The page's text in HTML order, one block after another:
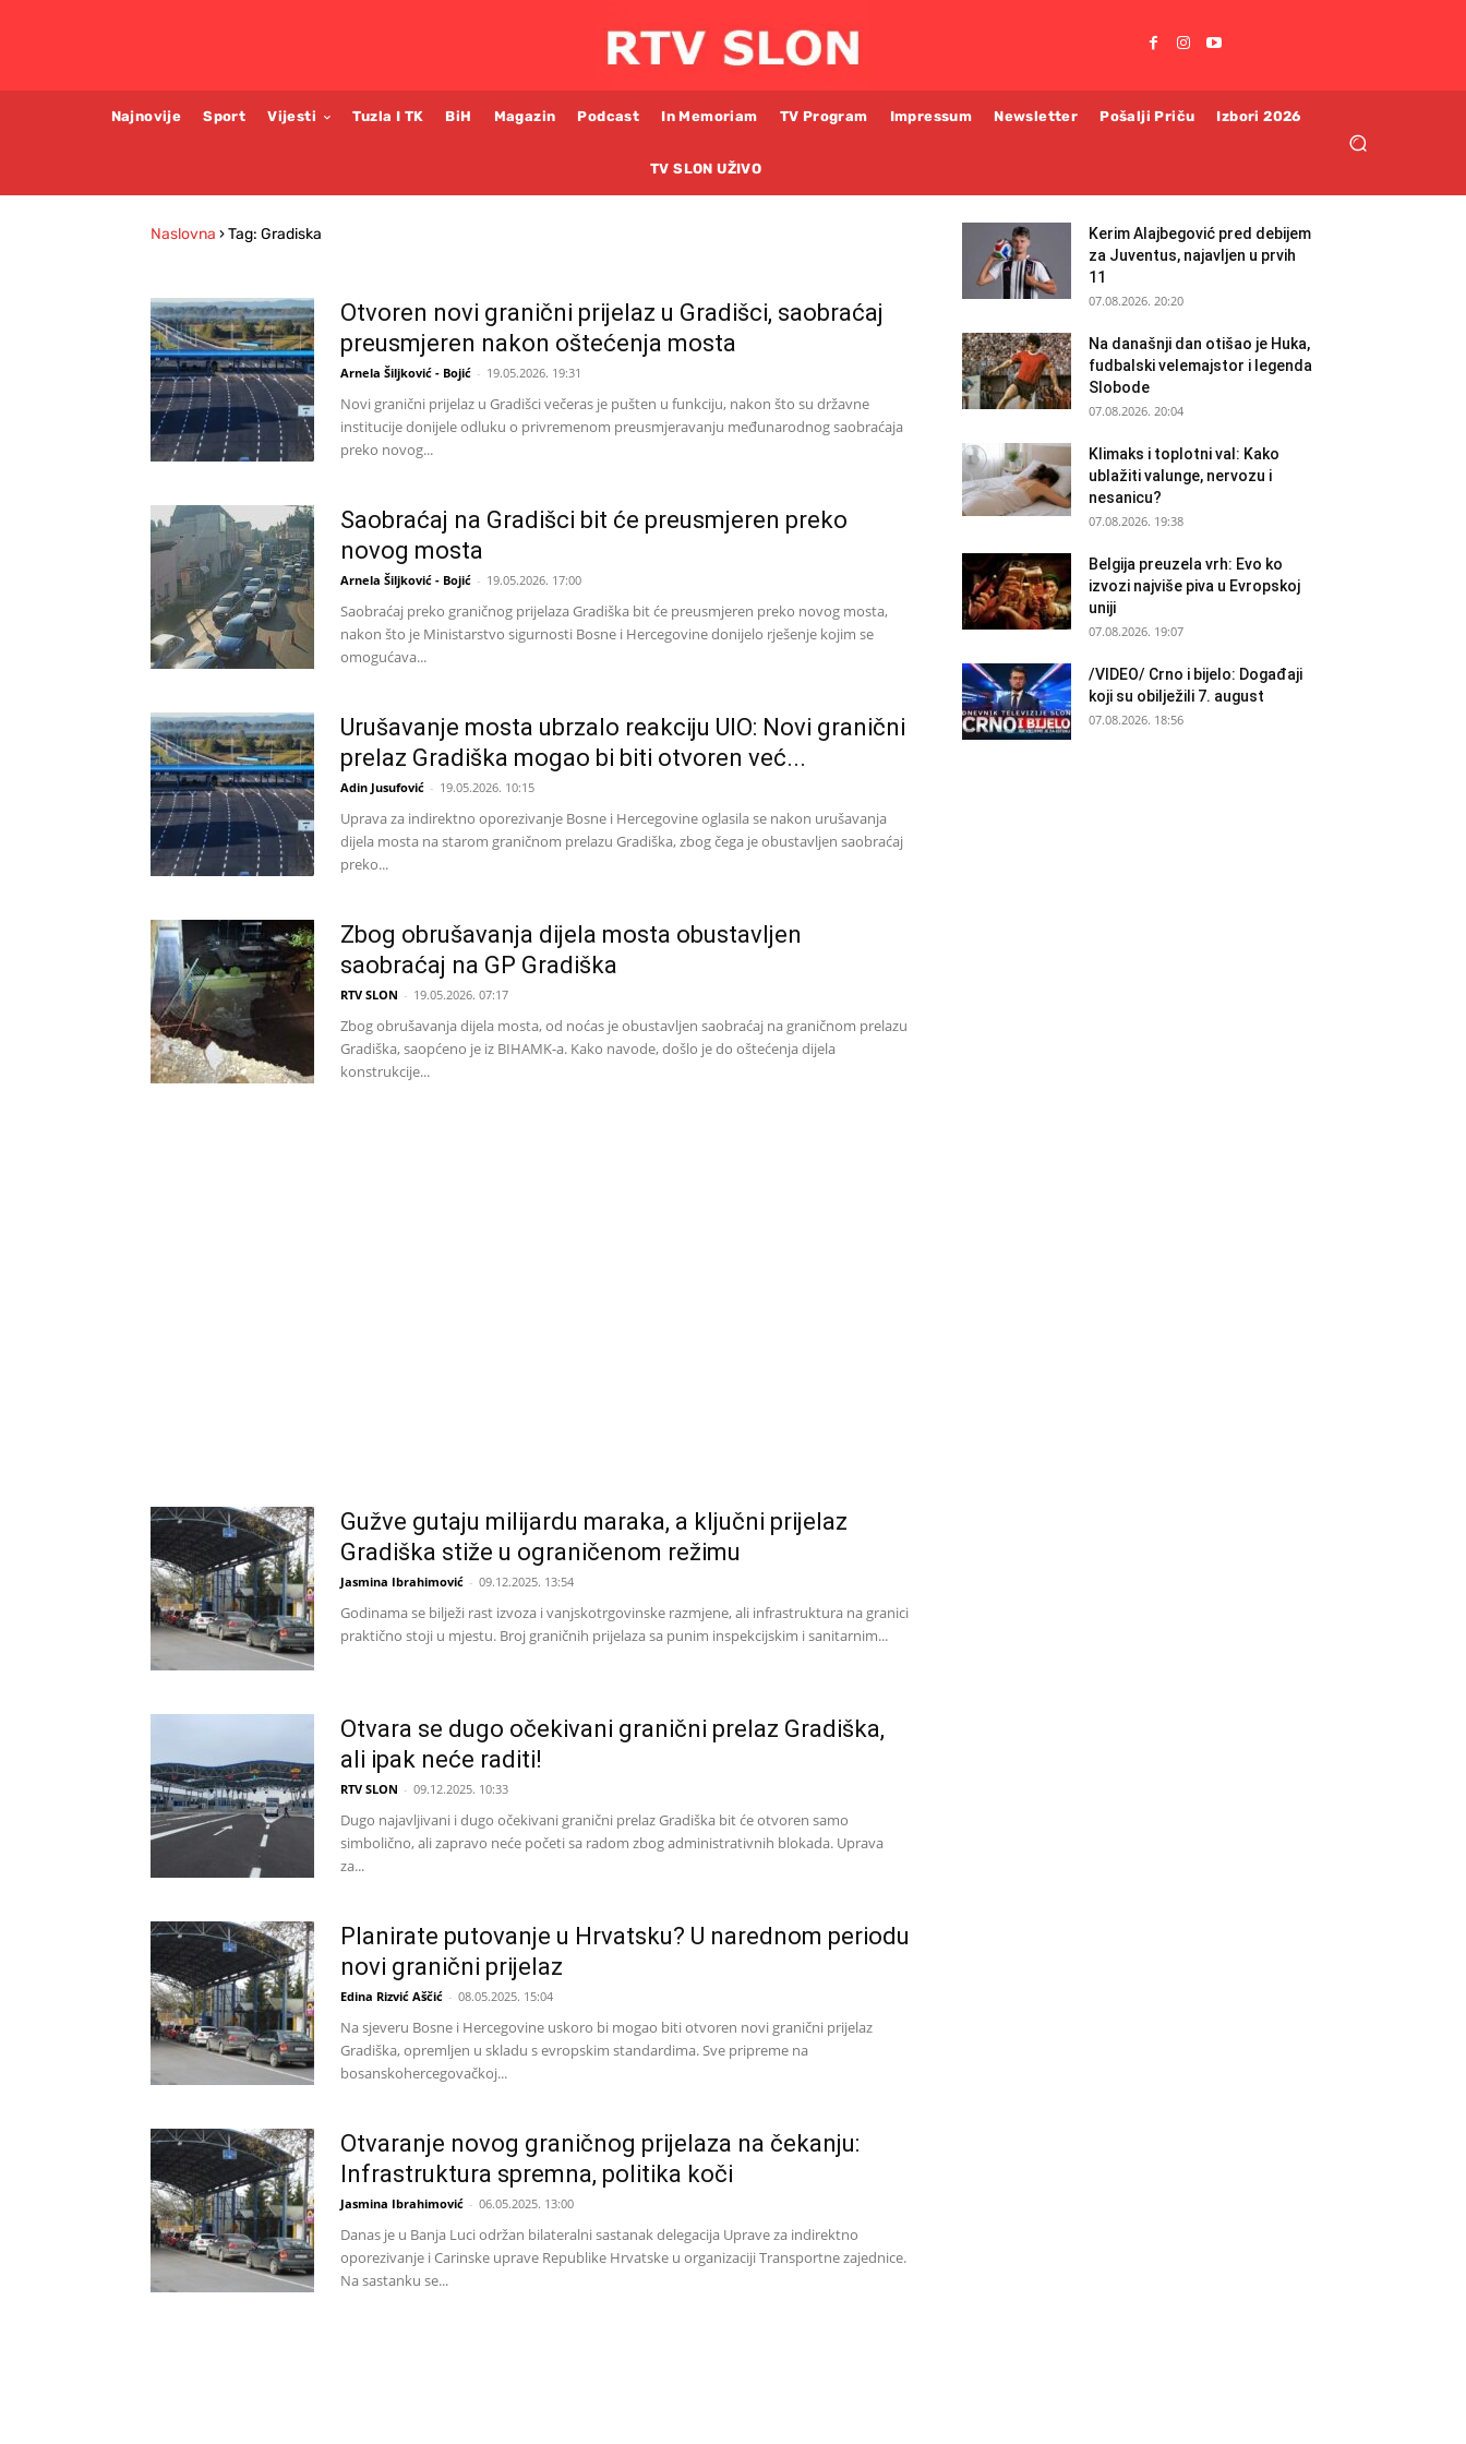
Najnovije Sport Vijesti Tuzla I TK BiH Magazin Podcast In Memoriam TV Program Impressum Newsletter Pošalji Priču Izbori 2026
TV SLON UŽIVO
Naslovna ›Tag: Gradiska
Otvoren novi granični prijelaz u Gradišci, saobraćaj
preusmjeren nakon oštećenja mosta
Arnela Šiljković - Bojić - 19.05.2026. 19:31
Novi granični prijelaz u Gradišci večeras je pušten u funkciju, nakon što su državne
institucije donijele odluku o privremenom preusmjeravanju međunarodnog saobraćaja
preko novog...
Saobraćaj na Gradišci bit će preusmjeren preko
novog mosta
Arnela Šiljković - Bojić - 19.05.2026. 17:00
Saobraćaj preko graničnog prijelaza Gradiška bit će preusmjeren preko novog mosta,
nakon što je Ministarstvo sigurnosti Bosne i Hercegovine donijelo rješenje kojim se
omogućava...
Urušavanje mosta ubrzalo reakciju UIO: Novi granični
prelaz Gradiška mogao bi biti otvoren već...
Adin Jusufović - 19.05.2026. 10:15
Uprava za indirektno oporezivanje Bosne i Hercegovine oglasila se nakon urušavanja
dijela mosta na starom graničnom prelazu Gradiška, zbog čega je obustavljen saobraćaj
preko...
Zbog obrušavanja dijela mosta obustavljen
saobraćaj na GP Gradiška
RTV SLON - 19.05.2026. 07:17
Zbog obrušavanja dijela mosta, od noćas je obustavljen saobraćaj na graničnom prelazu
Gradiška, saopćeno je iz BIHAMK-a. Kako navode, došlo je do oštećenja dijela
konstrukcije...
Gužve gutaju milijardu maraka, a ključni prijelaz
Gradiška stiže u ograničenom režimu
Jasmina Ibrahimović - 09.12.2025. 13:54
Godinama se bilježi rast izvoza i vanjskotrgovinske razmjene, ali infrastruktura na granici
praktično stoji u mjestu. Broj graničnih prijelaza sa punim inspekcijskim i sanitarnim...
Otvara se dugo očekivani granični prelaz Gradiška,
ali ipak neće raditi!
RTV SLON - 09.12.2025. 10:33
Dugo najavljivani i dugo očekivani granični prelaz Gradiška bit će otvoren samo
simbolično, ali zapravo neće početi sa radom zbog administrativnih blokada. Uprava
za...
Planirate putovanje u Hrvatsku? U narednom periodu
novi granični prijelaz
Edina Rizvić Aščić - 08.05.2025. 15:04
Na sjeveru Bosne i Hercegovine uskoro bi mogao biti otvoren novi granični prijelaz
Gradiška, opremljen u skladu s evropskim standardima. Sve pripreme na
bosanskohercegovačkoj...
Otvaranje novog graničnog prijelaza na čekanju:
Infrastruktura spremna, politika koči
Jasmina Ibrahimović - 06.05.2025. 13:00
Danas je u Banja Luci održan bilateralni sastanak delegacija Uprave za indirektno
oporezivanje i Carinske uprave Republike Hrvatske u organizaciji Transportne zajednice.
Na sastanku se...
Kerim Alajbegović pred debijem
za Juventus, najavljen u prvih
11
07.08.2026. 20:20
Na današnji dan otišao je Huka,
fudbalski velemajstor i legenda
Slobode
07.08.2026. 20:04
Klimaks i toplotni val: Kako
ublažiti valunge, nervozu i
nesanicu?
07.08.2026. 19:38
Belgija preuzela vrh: Evo ko
izvozi najviše piva u Evropskoj
uniji
07.08.2026. 19:07
/VIDEO/ Crno i bijelo: Događaji
koji su obilježili 7. august
07.08.2026. 18:56